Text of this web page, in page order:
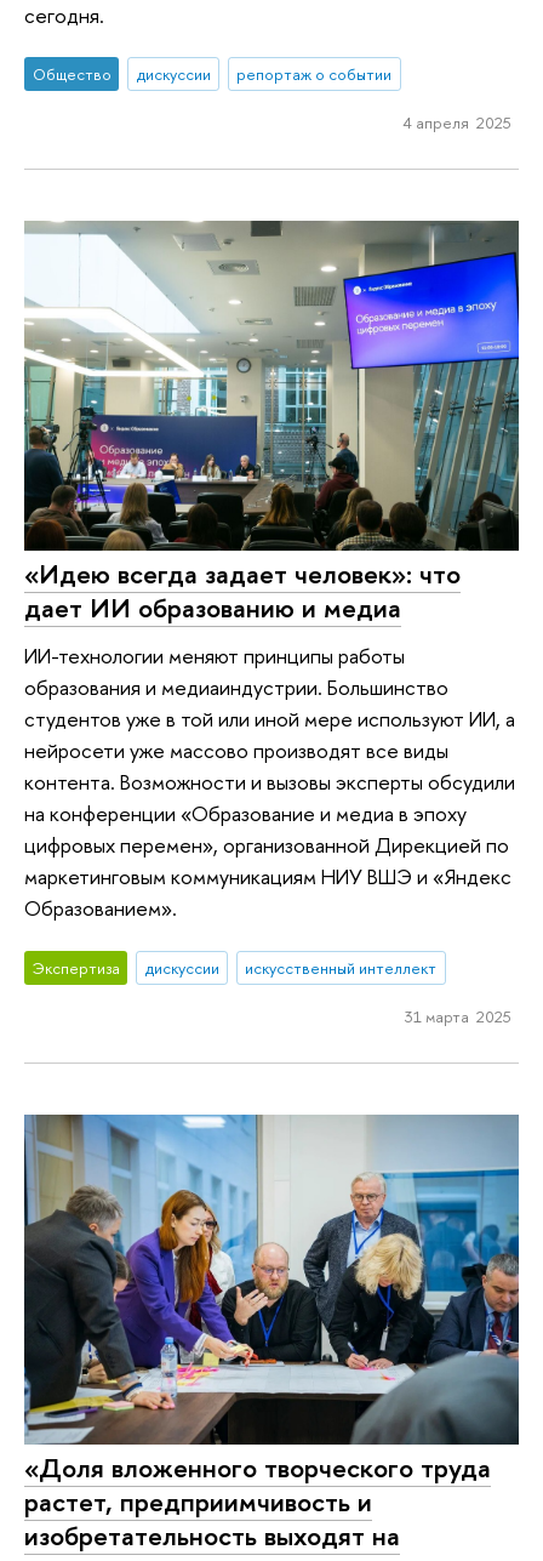
сегодня.
Общество дискуссии репортаж о событии
4 апреля 2025
«Идею всегда задает человек»: что
дает ИИ образованию и медиа
ИИ-технологии меняют принципы работы
образования и медиаиндустрии. Большинство
студентов уже в той или иной мере используют ИИ, а
нейросети уже массово производят все виды
контента. Возможности и вызовы эксперты обсудили
на конференции «Образование и медиа в эпоху
цифровых перемен», организованной Дирекцией по
маркетинговым коммуникациям НИУ ВШЭ и «Яндекс
Образованием».
Экспертиза дискуссии искусственный интеллект
31 марта 2025
«Доля вложенного творческого труда
растет, предприимчивость и
изобретательность выходят на